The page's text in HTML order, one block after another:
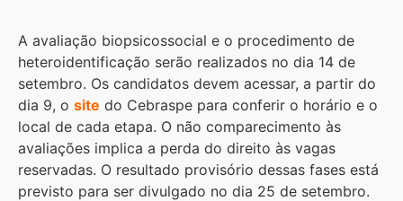
A avaliação biopsicossocial e o procedimento de
heteroidentificação serão realizados no dia 14 de
setembro. Os candidatos devem acessar, a partir do
dia 9, o site do Cebraspe para conferir o horário e o
local de cada etapa. O não comparecimento às
avaliações implica a perda do direito às vagas
reservadas. O resultado provisório dessas fases está
previsto para ser divulgado no dia 25 de setembro.